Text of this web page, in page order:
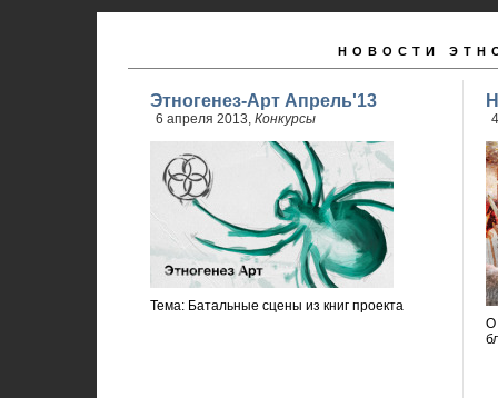
НОВОСТИ
Этногенез-Арт Апрель'13
6 апреля 2013, Конкурсы
Тема: Батальные сцены из книг проекта
О